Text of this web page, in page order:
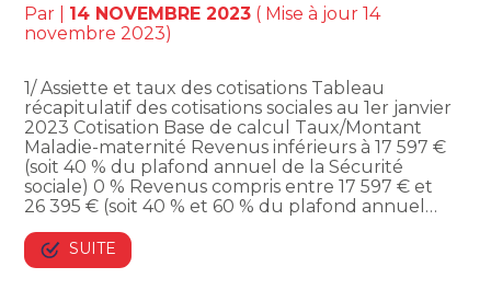
Par 14 NOVEMBRE 2023 ( Mise à jour 14
novembre 2023)
1/ Assiette et taux des cotisations Tableau
récapitulatif des cotisations sociales au 1er janvier
2023 Cotisation Base de calcul Taux/Montant
Maladie-maternité Revenus inférieurs à 17 597 €
(soit 40 % du plafond annuel de la Sécurité
sociale) 0 % Revenus compris entre 17 597 € et
26 395 € (soit 40 % et 60 % du plafond annuel…
SUITE